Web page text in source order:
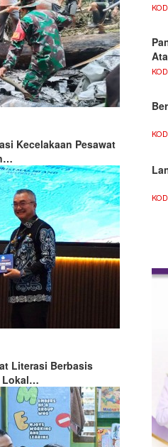
Kecelakaan Pesawat
Literasi Berbasis
Lokal…